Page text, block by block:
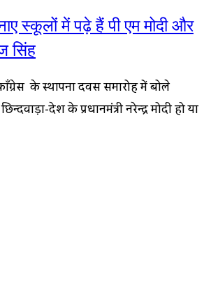
स्कूलों में पढ़े हैं पी एम मोदी और
सिंह
के स्थापना दिवस समारोह में बोले
देश के प्रधानमंत्री नरेन्द्र मोदी हो या